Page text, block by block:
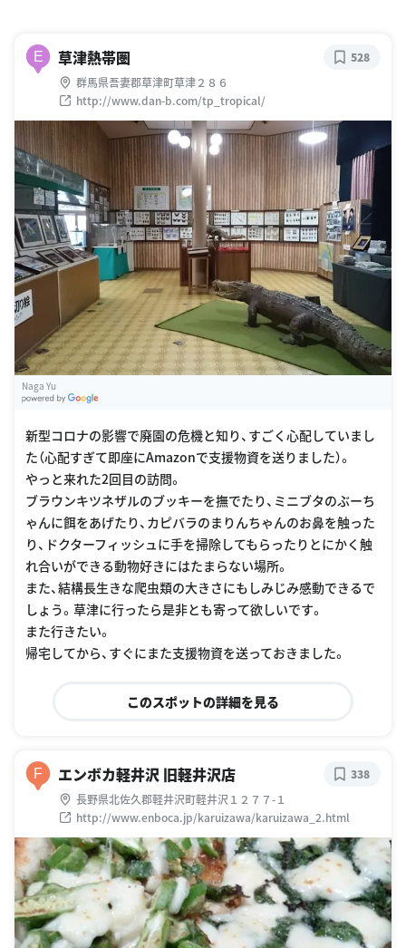
E 草津熱帯圏
群馬県吾妻郡草津町草津２８６
http://www.dan-b.com/tp_tropical/
528
Naga Yu
新型コロナの影響で廃園の危機と知り、すごく心配していまし
た（心配すぎて即座にAmazonで支援物資を送りました）。
やっと来れた2回目の訪問。
ブラウンキツネザルのブッキーを撫でたり、ミニブタのぶーち
ゃんに餌をあげたり、カピバラのまりんちゃんのお鼻を触った
り、ドクターフィッシュに手を掃除してもらったりとにかく触
れ合いができる動物好きにはたまらない場所。
また、結構長生きな爬虫類の大きさにもしみじみ感動できるで
しょう。草津に行ったら是非とも寄って欲しいです。
また行きたい。
帰宅してから、すぐにまた支援物資を送っておきました。
このスポットの詳細を見る
F エンボカ軽井沢 旧軽井沢店
長野県北佐久郡軽井沢町軽井沢１２７７-１
http://www.enboca.jp/karuizawa/karuizawa_2.html
338